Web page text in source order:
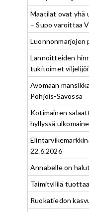
Maatilat ovat yhä
– Supo varoittaa
Luonnonmarjojen
Lannoitteiden
tukitoimet
Avomaan
Pohjois-Savossa
Kotimainen
hyllyssä
22.6.2026
Annabelle on
Taimityllilä
Ruokatiedon